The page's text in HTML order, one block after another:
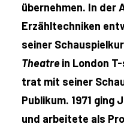
übernehmen. In der
Erzähltechniken
seiner
Theatrein London
trat mit seiner
Publikum. 1971 ging
und arbeitete als